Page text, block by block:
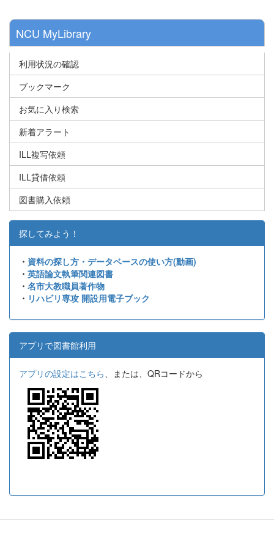
NCU MyLibrary
利用状況の確認
ブックマーク
お気に入り検索
新着アラート
ILL複写依頼
ILL貸借依頼
図書購入依頼
探してみよう！
・ 資料の探し方・データベースの使い方(動画)
・ 英語論文執筆関連図書
・ 名市大教職員著作物
・ リハビリ専攻 開設用電子ブック
アプリで図書館利用
アプリの設定はこちら、または、QRコードから